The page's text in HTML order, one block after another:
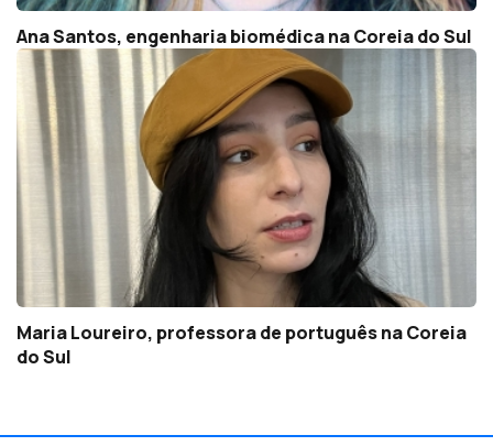
Ana Santos, engenharia biomédica na Coreia do Sul
Maria Loureiro, professora de português na Coreia
do Sul